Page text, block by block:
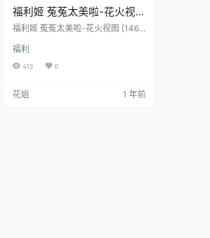
福利姬 菟菟太美啦-花火视图
[146P/2V/838M]
福利姬 菟菟太美啦-花火视图 [146
福利
413 0
花姐 1 年前